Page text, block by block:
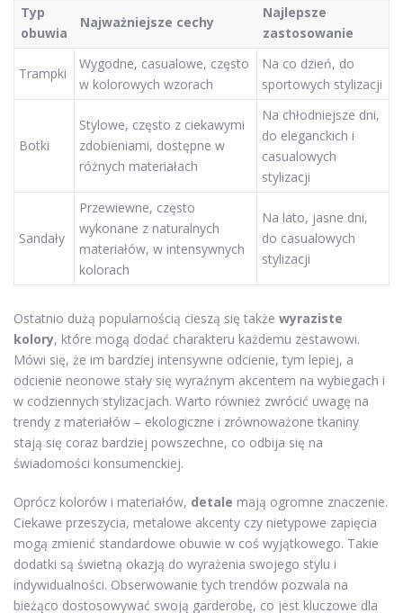
Typ
obuwia
Najważniejsze cechy
Najlepsze
zastosowanie
Trampki
Wygodne, casualowe, często
w kolorowych wzorach
Na co dzień, do
sportowych stylizacji
Botki
Stylowe, często z ciekawymi
zdobieniami, dostępne w
różnych materiałach
Na chłodniejsze dni,
do eleganckich i
casualowych
stylizacji
Sandały
Przewiewne, często
wykonane z naturalnych
materiałów, w intensywnych
kolorach
Na lato, jasne dni,
do casualowych
stylizacji
Ostatnio dużą popularnością cieszą się także wyraziste
kolory, które mogą dodać charakteru każdemu zestawowi.
Mówi się, że im bardziej intensywne odcienie, tym lepiej, a
odcienie neonowe stały się wyraźnym akcentem na wybiegach i
w codziennych stylizacjach. Warto również zwrócić uwagę na
trendy z materiałów – ekologiczne i zrównoważone tkaniny
stają się coraz bardziej powszechne, co odbija się na
świadomości konsumenckiej.
Oprócz kolorów i materiałów, detale mają ogromne znaczenie.
Ciekawe przeszycia, metalowe akcenty czy nietypowe zapięcia
mogą zmienić standardowe obuwie w coś wyjątkowego. Takie
dodatki są świetną okazją do wyrażenia swojego stylu i
indywidualności. Obserwowanie tych trendów pozwala na
bieżąco dostosowywać swoją garderobę, co jest kluczowe dla